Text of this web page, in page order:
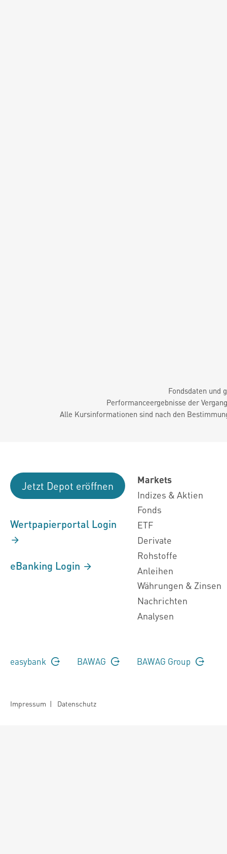
Fondsdaten und
Performanceergebnisse der
Alle Kursinformationen sind nach den
Jetzt Depot eröffnen
Wertpapierportal Login
eBanking Login
Markets
Indizes & Aktien
Fonds
ETF
Derivate
Rohstoffe
Anleihen
Währungen & Zinsen
Nachrichten
Analysen
easybank BAWAG BAWAG Group
Impressum | Datenschutz